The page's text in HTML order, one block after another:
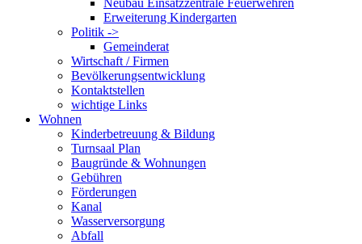
Neubau Einsatzzentrale Feuerwehren
Erweiterung Kindergarten
Politik ->
Gemeinderat
Wirtschaft / Firmen
Bevölkerungsentwicklung
Kontaktstellen
wichtige Links
Wohnen
Kinderbetreuung & Bildung
Turnsaal Plan
Baugründe & Wohnungen
Gebühren
Förderungen
Kanal
Wasserversorgung
Abfall